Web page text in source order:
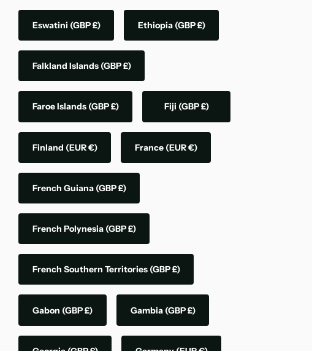
Eswatini (GBP £) Ethiopia (GBP £)
Falkland Islands (GBP £)
Faroe Islands (GBP £) Fiji (GBP £)
Finland (EUR €) France (EUR €)
French Guiana (GBP £)
French Polynesia (GBP £)
French Southern Territories (GBP £)
Gabon (GBP £) Gambia (GBP £)